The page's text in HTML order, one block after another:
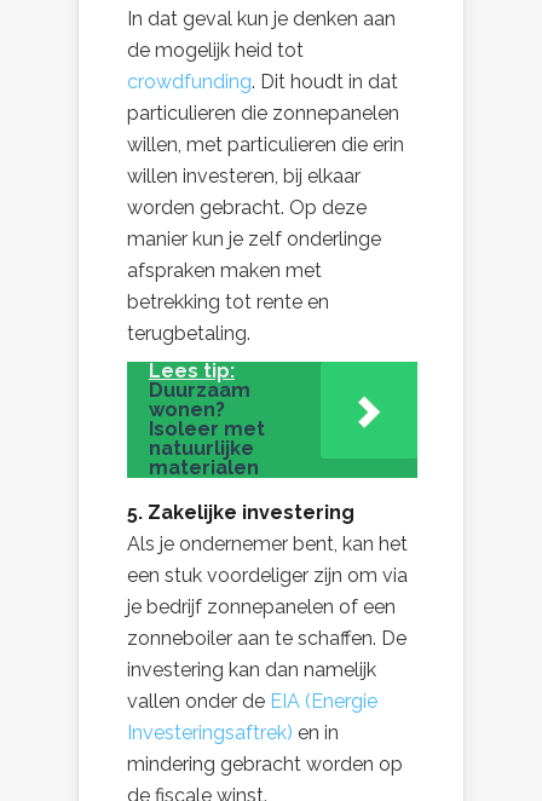
In dat geval kun je denken aan
de mogelijk heid tot
crowdfunding. Dit houdt in dat
particulieren die zonnepanelen
willen, met particulieren die erin
willen investeren, bij elkaar
worden gebracht. Op deze
manier kun je zelf onderlinge
afspraken maken met
betrekking tot rente en
terugbetaling.
Lees tip:
Duurzaam
wonen?
Isoleer met
natuurlijke
materialen
5. Zakelijke investering
Als je ondernemer bent, kan het
een stuk voordeliger zijn om via
je bedrijf zonnepanelen of een
zonneboiler aan te schaffen. De
investering kan dan namelijk
vallen onder de EIA (Energie
Investeringsaftrek) en in
mindering gebracht worden op
de fiscale winst.